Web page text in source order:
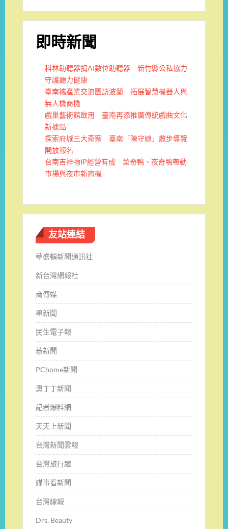
即時新聞
科林助聽器捐AI數位助聽器 新竹縣公私協力
守護聽力健康
臺南攜產業交流團訪波蘭 拓展智慧機器人與
無人機商機
戲巢藝術館啟用 臺南再添推廣傳統戲曲文化
新據點
探索府城三大奇案 臺南「陳守娘」散步導覽
開放報名
台南吉祥物IP經營有成 菜奇鴨、夜奇鴨帶動
市場與夜市新商機
友站連結
華盛頓新聞通訊社
新台灣網報社
商傳媒
墨新聞
民生電子報
蕃新聞
PChome新聞
奧丁丁新聞
記者爆料網
天天上新聞
台灣新聞雲報
台灣旅行趣
媒事看新聞
台灣線報
Drs. Beauty